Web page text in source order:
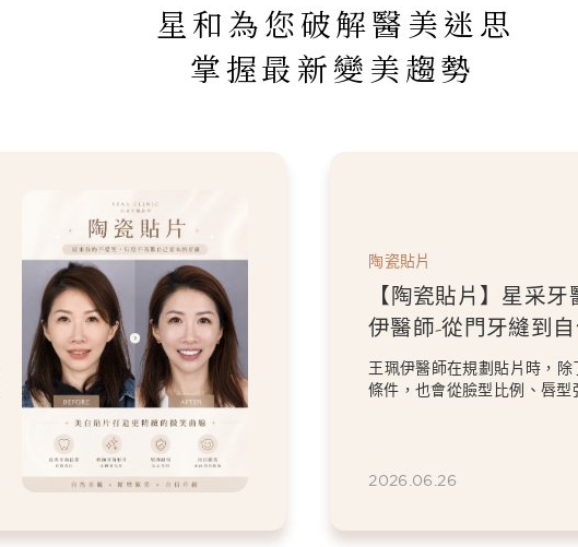
星和為您破解醫美迷思
掌握最新變美趨勢
陶瓷貼片
【陶瓷貼片】星采
伊醫師-「我不要把
掉。」，一場保留個
笑設計
過8顆全瓷冠與陶瓷貼片的設
意的顏色與修復問題，卻依然
2026.06.26